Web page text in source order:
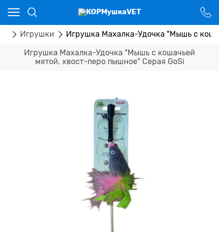
Игрушки Игрушка Махалка-Удочка "Мышь с
Игрушка Махалка-Удочка "Мышь с кошачьей
мятой, хвост-перо пышное" Серая GoSi
Ваш город - Костанай,
угадали?
НЕТ